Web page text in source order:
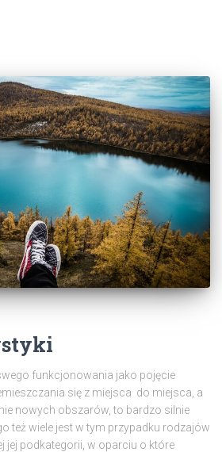
funkcjonowania jako pojęcie
się z miejsca do miejsca, a
nowych obszarów, to bardzo silnie
też wiele jest w tym przypadku rodzajów
jej podkategorii, w oparciu o które